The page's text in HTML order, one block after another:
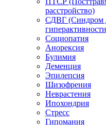
расстройство)
СДВГ (Синдром
Социопатия
Анорексия
Булимия
Деменция
Эпилепсия
Шизофрения
Неврастения
Ипохондрия
Стресс
Гипомания